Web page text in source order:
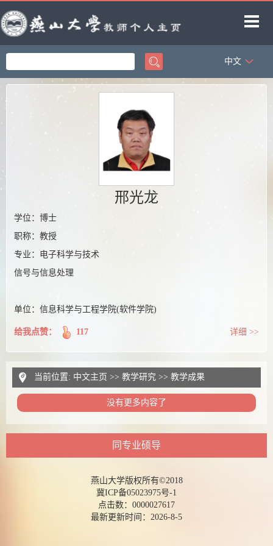
首页
科学研究
中文
邢光龙
学位：博士
职称：教授
专业：电子科学与技术
信号与信息处理
单位：信息科学与工程学院(软件学院)
给我点赞： 117 详细 >>
当前位置: 中文主页 >> 教学研究 >> 教学成果
没有更多内容了
同专业硕导
燕山大学版权所有©2018
冀ICP备05023975号-1
点击数： 0000027617
最新更新时间： 2026-8-5